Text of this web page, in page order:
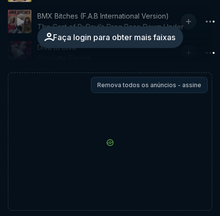
Faça login para obter mais faixas
BMX Bitches (F.A.B International Version)
The Cast of RuPaul’s Drag Race Down Under
Diva to Diva
Remova todos os anúncios - assine